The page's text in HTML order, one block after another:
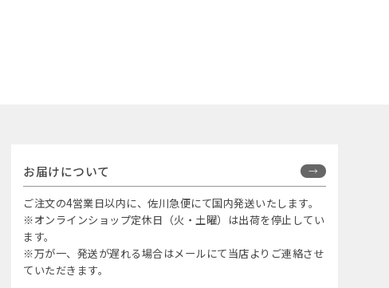
お届けについて
ご注文の4営業日以内に、佐川急便にて国内発送いたします。
※オンラインショップ定休日（火・土曜）は出荷を停止してい
ます。
※万が一、発送が遅れる場合はメールにて当店よりご連絡させ
ていただきます。